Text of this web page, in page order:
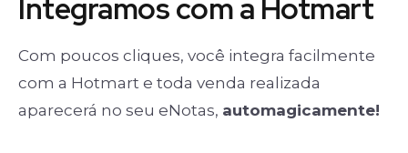
Integramos com a Hotmart
Com poucos cliques, você integra facilmente
com a Hotmart e toda venda realizada
aparecerá no seu eNotas, automagicamente!